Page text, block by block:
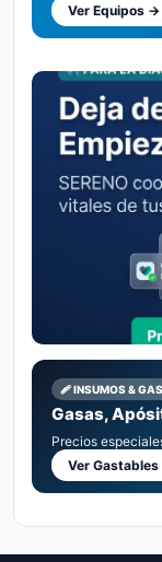
Ver Equipos →
🩹 INSUMOS &
Gasas,
Precios
Ver